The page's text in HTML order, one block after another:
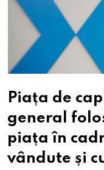
Piața de
general
piața în
vândute și